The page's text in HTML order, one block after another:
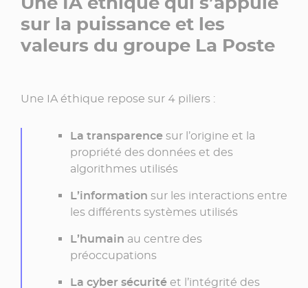
sur la puissance et les
valeurs du groupe La Poste
Une IA éthique repose sur 4 piliers :
La transparence sur l’origine et la
propriété des données et des
algorithmes utilisés
L’information sur les interactions entre
les différents systèmes utilisés
L’humain au centre des
préoccupations
La cyber sécurité et l’intégrité des